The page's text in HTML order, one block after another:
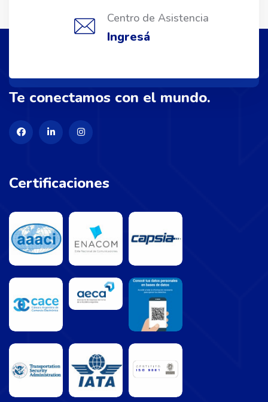
Centro de Asistencia
Ingresá
Te conectamos con el mundo.
Certificaciones